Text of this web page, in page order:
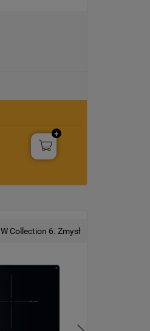
W Collection 6. Zmysł